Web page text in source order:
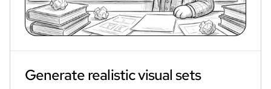
Generate realistic visual sets